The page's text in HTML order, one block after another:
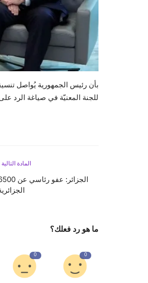
بأن رئيس الجمهورية يُواصل
للجنة المعنيّة في صياغة الرد
المادة التالية
ما هو رد فعلك؟
0
0